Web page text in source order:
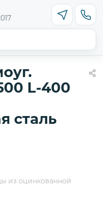
L-400
сталь
из оцинкованной